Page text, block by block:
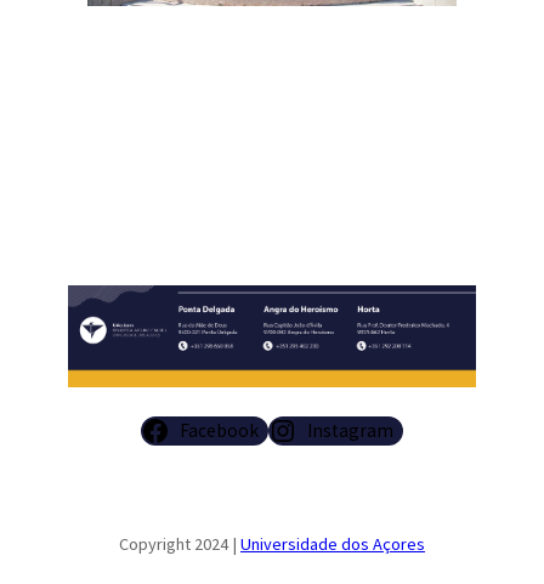
Facebook Instagram
Copyright 2024 | Universidade dos Açores